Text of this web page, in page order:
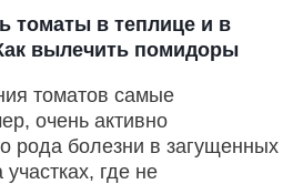
томаты в теплице и в
вылечить помидоры
томатов самые
очень активно
рода болезни в загущенных
где не